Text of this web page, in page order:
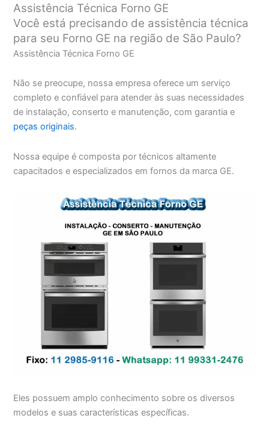
Assistência Técnica Forno GE
Você está precisando de assistência técnica
para seu Forno GE na região de São Paulo?
Assistência Técnica Forno GE
Não se preocupe, nossa empresa oferece um serviço
completo e confiável para atender às suas necessidades
de instalação, conserto e manutenção, com garantia e
peças originais.
Nossa equipe é composta por técnicos altamente
capacitados e especializados em fornos da marca GE.
Eles possuem amplo conhecimento sobre os diversos
modelos e suas características específicas.